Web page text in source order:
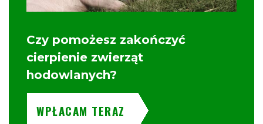
Czy pomożesz zakończyć
cierpienie zwierząt
hodowlanych?
WPŁACAM TERAZ